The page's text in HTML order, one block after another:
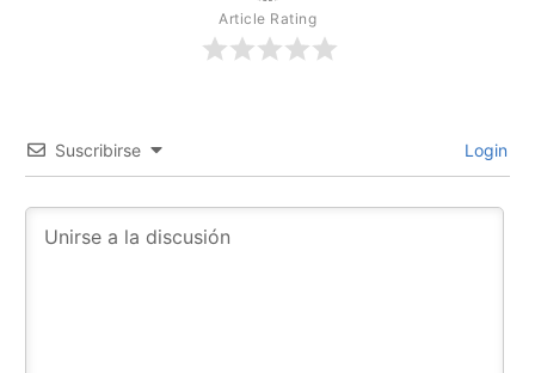
Article Rating
Suscribirse Login